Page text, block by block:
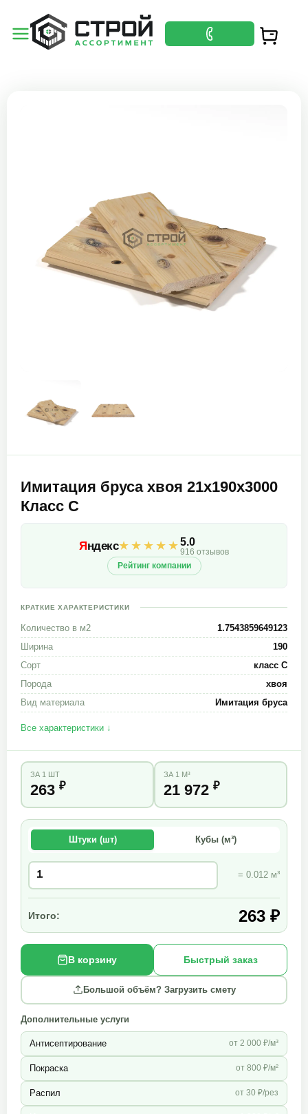
Имитация бруса хвоя 21х190х3000
Класс С
Яндекс★★★★★5.0
916 отзывов
Рейтинг компании
КРАТКИЕ ХАРАКТЕРИСТИКИ
Количество в м2
1.7543859649123
Ширина
190
Сорт
класс С
Порода
хвоя
Вид материала
Имитация бруса
Все характеристики ↓
ЗА 1 ШТ
263 ₽
ЗА 1 М³
21 972 ₽
Штуки (шт) Кубы (м³)
= 0.012 м³
Итого: 263 ₽
В корзину Быстрый заказ
Большой объём? Загрузить смету
Дополнительные услуги
Антисептирование от 2 000 ₽/м³
Покраска от 800 ₽/м²
Распил от 30 ₽/рез